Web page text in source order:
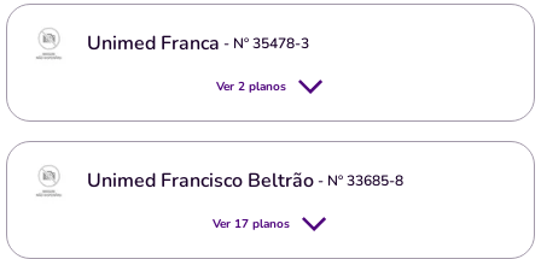
Unimed Franca - Nº35478-3
Ver 2 planos
Unimed Francisco Beltrão- Nº33685-8
Ver 17 planos